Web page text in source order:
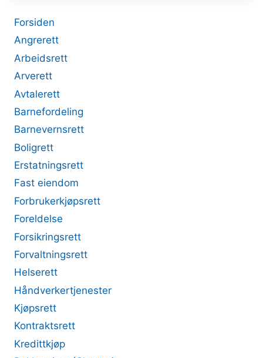
Forsiden
Angrerett
Arbeidsrett
Arverett
Avtalerett
Barnefordeling
Barnevernsrett
Boligrett
Erstatningsrett
Fast eiendom
Forbrukerkjøpsrett
Foreldelse
Forsikringsrett
Forvaltningsrett
Helserett
Håndverkertjenester
Kjøpsrett
Kontraktsrett
Kredittkjøp